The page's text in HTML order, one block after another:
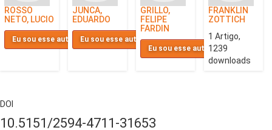
ROSSO
NETO, LUCIO
Eu sou esse autor
JUNCA,
EDUARDO
Eu sou esse autor
GRILLO,
FELIPE
FARDIN
Eu sou esse autor
FRANKLIN
ZOTTICH
1 Artigo,
1239
downloads
DOI
10.5151/2594-4711-31653